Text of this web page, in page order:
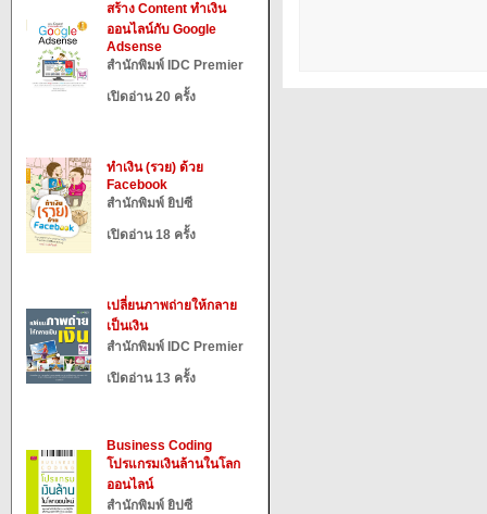
สร้าง Content ทำเงิน
ออนไลน์กับ Google
Adsense
สำนักพิมพ์ IDC Premier
เปิดอ่าน 20 ครั้ง
ทำเงิน (รวย) ด้วย
Facebook
สำนักพิมพ์ ยิปซี
เปิดอ่าน 18 ครั้ง
เปลี่ยนภาพถ่ายให้กลาย
เป็นเงิน
สำนักพิมพ์ IDC Premier
เปิดอ่าน 13 ครั้ง
Business Coding
โปรแกรมเงินล้านในโลก
ออนไลน์
สำนักพิมพ์ ยิปซี